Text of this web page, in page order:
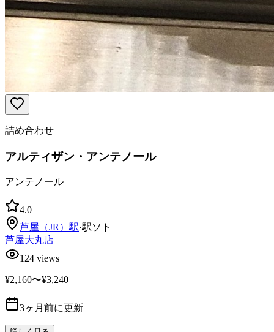
詰め合わせ
アルティザン・アンテノール
アンテノール
4.0
芦屋（JR）駅·駅ソト
芦屋大丸店
124 views
¥2,160〜¥3,240
3ヶ月前に更新